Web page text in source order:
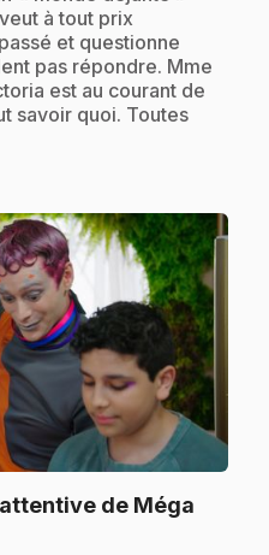
à tout prix
et questionne
pas répondre. Mme
est au courant de
savoir quoi. Toutes
de Méga